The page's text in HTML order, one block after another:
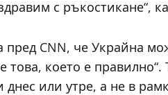
с ръкостикане“,
пред CNN, че Украйна
това, което е
или утре, а не в